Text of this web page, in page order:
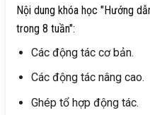
Nội dung khóa học "Hướng
trong 8 tuần":
Các động tác cơ bản.
Các động tác nâng cao.
Ghép tổ hợp động tác.